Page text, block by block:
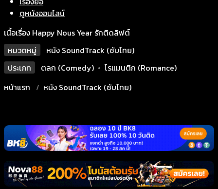
ดูหนังออนไลน์
เนื้อเรื่อง Happy Nous Year รักติดลิฟต์
หมวดหมู่
หนัง SoundTrack (ซับไทย)
ประเภท
ตลก (Comedy) • โรแมนติก (Romance)
หน้าแรก
หนัง SoundTrack (ซับไทย)